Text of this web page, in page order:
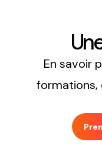
En savoir
formations,